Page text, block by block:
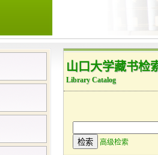
山口大学藏书检
Library Catalog
高级检索